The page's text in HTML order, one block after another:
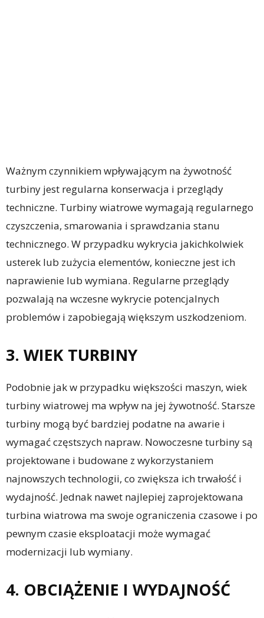
Ważnym czynnikiem wpływającym na żywotność
turbiny jest regularna konserwacja i przeglądy
techniczne. Turbiny wiatrowe wymagają regularnego
czyszczenia, smarowania i sprawdzania stanu
technicznego. W przypadku wykrycia jakichkolwiek
usterek lub zużycia elementów, konieczne jest ich
naprawienie lub wymiana. Regularne przeglądy
pozwalają na wczesne wykrycie potencjalnych
problemów i zapobiegają większym uszkodzeniom.
3. WIEK TURBINY
Podobnie jak w przypadku większości maszyn, wiek
turbiny wiatrowej ma wpływ na jej żywotność. Starsze
turbiny mogą być bardziej podatne na awarie i
wymagać częstszych napraw. Nowoczesne turbiny są
projektowane i budowane z wykorzystaniem
najnowszych technologii, co zwiększa ich trwałość i
wydajność. Jednak nawet najlepiej zaprojektowana
turbina wiatrowa ma swoje ograniczenia czasowe i po
pewnym czasie eksploatacji może wymagać
modernizacji lub wymiany.
4. OBCIĄŻENIE I WYDAJNOŚĆ